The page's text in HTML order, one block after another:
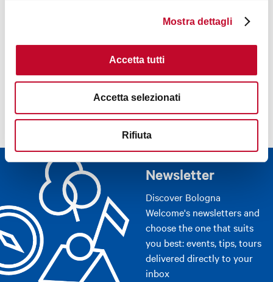
Mostra dettagli
Accetta tutti
Accetta selezionati
Rifiuta
Newsletter
Discover Bologna
Welcome's newsletters and
choose the one that suits
you best: events, tips, tours
delivered directly to your
inbox